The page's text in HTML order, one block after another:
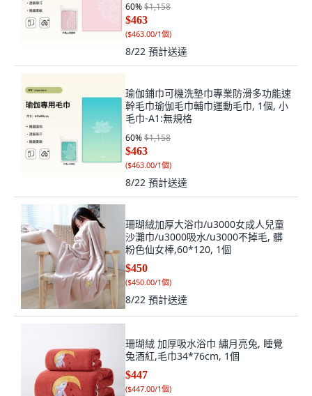
60%$1,158
$463
($463.00/1個)
8/22 預計送達
瑜伽鋪巾可機洗墊巾專業防滑多功能速
幹毛巾瑜伽毛巾輔巾運動毛巾, 1個, 小
毛巾-A1:無規格
60%$1,158
$463
($463.00/1個)
8/22 預計送達
珊瑚絨加厚大浴巾/u3000女成人兒童
沙灘巾/u3000吸水/u3000不掉毛, 髒
粉色仙女棒,60*120, 1個
$450
($450.00/1個)
8/22 預計送達
珊瑚絨 加厚吸水浴巾 繡月亮兔, 睡覺
兔酒紅,毛巾34*76cm, 1個
$447
($447.00/1個)